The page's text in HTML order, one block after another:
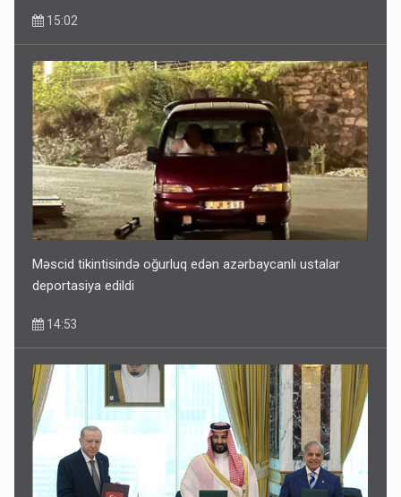
15:02
Məscid tikintisində oğurluq edən azərbaycanlı ustalar
deportasiya edildi
14:53